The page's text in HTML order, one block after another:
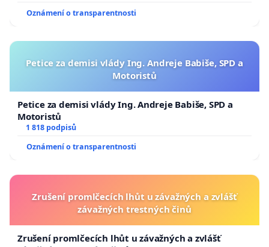
Oznámení o transparentnosti
Petice za demisi vlády Ing. Andreje Babiše, SPD a
Motoristů
Petice za demisi vlády Ing. Andreje Babiše, SPD a
Motoristů
1 818 podpisů
Oznámení o transparentnosti
Zrušení promlčecích lhůt u závažných a zvlášť
závažných trestných činů
Zrušení promlčecích lhůt u závažných a zvlášť